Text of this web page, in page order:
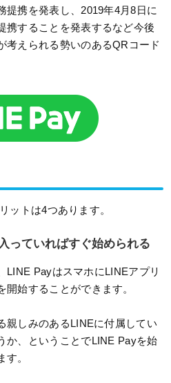
提携を発表し、2019年4月8日に
携することを発表するなど今後
考えられる勢いのあるQRコード
ットは4つあります。
っていればすぐ始められる
LINE PayはスマホにLINEアプリ
始することができます。
親しみのあるLINEに付属してい
か、ということでLINE Payを始
。